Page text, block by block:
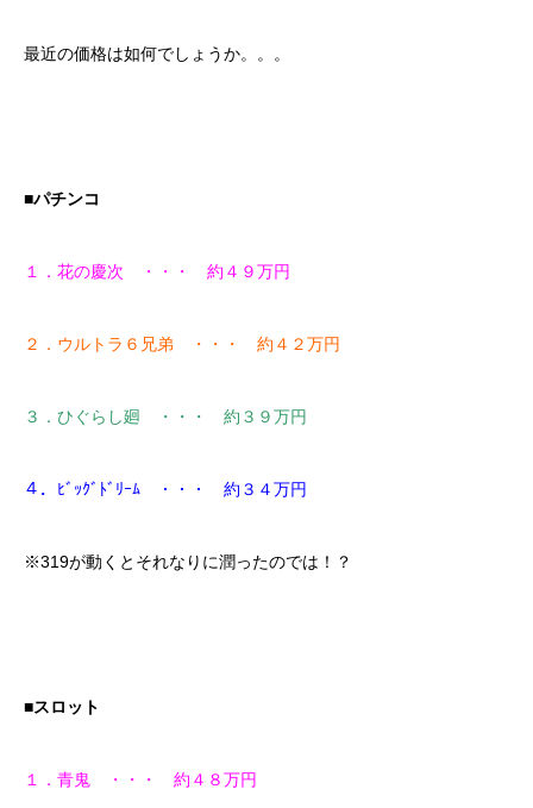
最近の価格は如何でしょうか。。。
■パチンコ
１．花の慶次 ・・・ 約４９万円
２．ウルトラ６兄弟 ・・・ 約４２万円
３．ひぐらし廻 ・・・ 約３９万円
４．ﾋﾞｯｸﾞﾄﾞﾘｰﾑ ・・・ 約３４万円
※319が動くとそれなりに潤ったのでは！？
■スロット
１．青鬼 ・・・ 約４８万円